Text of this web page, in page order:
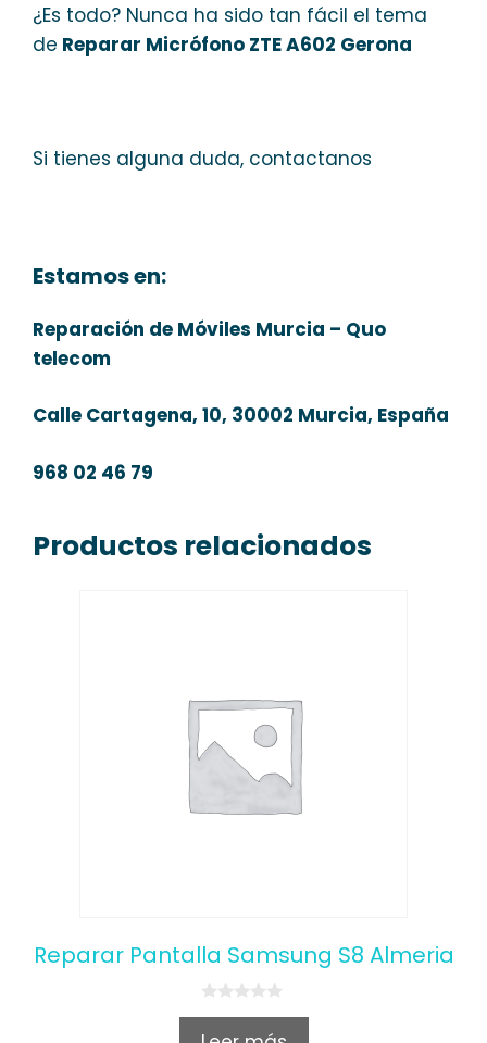
¿Es todo? Nunca ha sido tan fácil el tema
de Reparar Micrófono ZTE A602 Gerona
Si tienes alguna duda, contactanos
Estamos en:
Reparación de Móviles Murcia – Quo
telecom
Calle Cartagena, 10, 30002 Murcia, España
968 02 46 79
Productos relacionados
Reparar Pantalla Samsung S8 Almeria
0